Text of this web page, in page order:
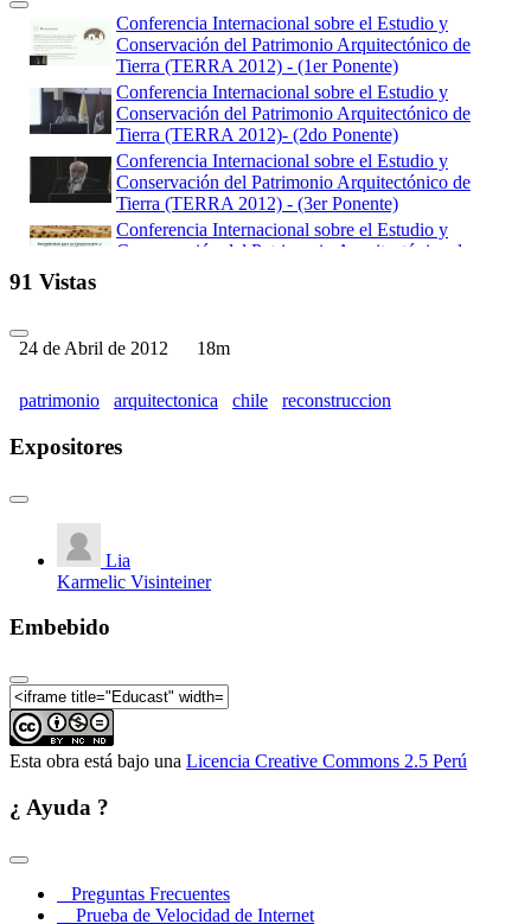
Conferencia Internacional sobre el Estudio y
Conservación del Patrimonio Arquitectónico de
Tierra (TERRA 2012) - (1er Ponente)
Conferencia Internacional sobre el Estudio y
Conservación del Patrimonio Arquitectónico de
Tierra (TERRA 2012)- (2do Ponente)
Conferencia Internacional sobre el Estudio y
Conservación del Patrimonio Arquitectónico de
Tierra (TERRA 2012) - (3er Ponente)
Conferencia Internacional sobre el Estudio y
Conservación del Patrimonio Arquitectónico de
Tierra (TERRA 2012) - (5to Ponente)
Tierra (TERRA 2012)- (6to Ponente)
Conservación del Patrimonio Arquitectónico de
Conferencia Internacional sobre el Estudio y
Conservación del Patrimonio Arquitectónico de
91 Vistas
24 de Abril de 2012 18m
patrimonio arquitectonica chile reconstruccion
Expositores
Lia
Karmelic Visinteiner
Embebido
Esta obra está bajo una Licencia Creative Commons 2.5 Perú
¿ Ayuda ?
Preguntas Frecuentes
Prueba de Velocidad de Internet